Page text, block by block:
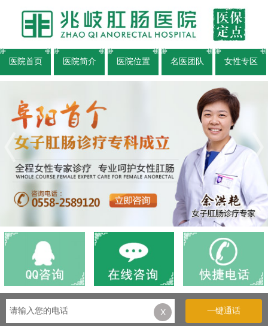
医院首页 医院简介 医院位置 名医团队 女性专区
X 一键通话